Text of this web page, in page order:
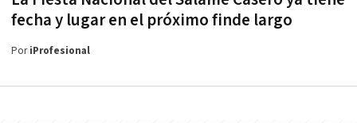
fecha y lugar en el próximo finde largo
PoriProfesional